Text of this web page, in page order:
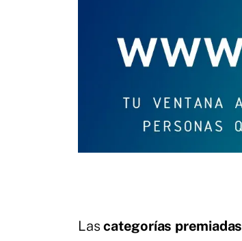
Lascategorías premiadas